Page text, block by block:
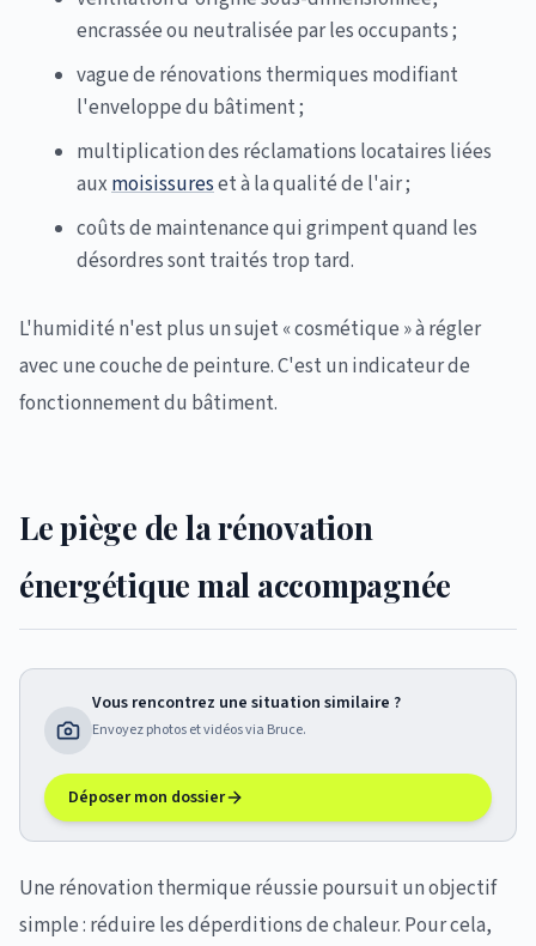
encrassée ou neutralisée par les occupants ;
vague de rénovations thermiques modifiant
l'enveloppe du bâtiment ;
multiplication des réclamations locataires liées
aux moisissureset à la qualité de l'air ;
coûts de maintenance qui grimpent quand les
désordres sont traités trop tard.
L'humidité n'est plus un sujet « cosmétique » à régler
avec une couche de peinture. C'est un indicateur de
fonctionnement du bâtiment.
Le piège de la rénovation
énergétique mal accompagnée
Vous rencontrez une situation similaire ?
Envoyez photos et vidéos via Bruce.
Déposer mon dossier
Une rénovation thermique réussie poursuit un objectif
simple : réduire les déperditions de chaleur. Pour cela,